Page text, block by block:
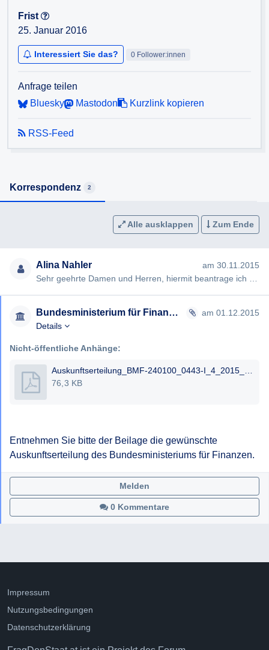
Frist
25. Januar 2016
Interessiert Sie das? 0 Follower:innen
Anfrage teilen
Bluesky
Mastodon Kurzlink kopieren
RSS-Feed
Korrespondenz 2
Alle ausklappen Zum Ende
Alina Nahler
am 30.11.2015
Bundesministerium für Finanzen
am 01.12.2015
Details
Nicht-öffentliche Anhänge:
76,3 KB
Entnehmen Sie bitte der Beilage die gewünschte
0 Kommentare
Melden
Impressum
Nutzungsbedingungen
Datenschutzerklärung